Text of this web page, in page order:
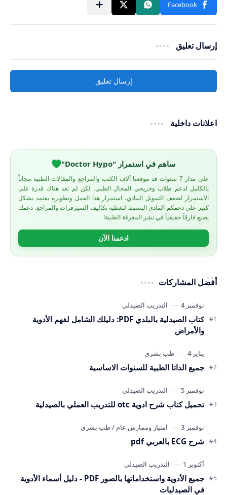
إرسال تعليق
إرسال تعليق
اعلانات داخلية
ساهم في استمرار "Doctor Hypo"
على مدار 7 سنوات قد موقعنا آلاف الكتب والمراجع والمقالات الطبية مجاناً
بالكامل لدعم طلاب وخريجي المجال الطبي. لكن لم تعد هناك قدرة على
الاستمرار لضعف التمويل المادي، استمرار هذا العمل وتطويره يعتمد بشكل
كبير على دعمكم المادي البسيط لتغطية تكاليف السيرفرات والمراجع. دعمك
يصنع فارقاً حقيقياً في نشر المعرفة الطبية!
ادعمنا الآن
أفضل المشاركات
كتاب الصيدلية بالبلدي PDF: دليلك الشامل لفهم الأدوية
والأمراض
جميع الداتا الطبية للسنوات الاساسية
تحميل كتاب شرح ادوية otc للتدريب العملي بالصيدلية
شرح ECG بالعربي pdf
جميع الأدوية واستخداماتها بالصور PDF - دليل أسماء الأدوية
في الصيدليات